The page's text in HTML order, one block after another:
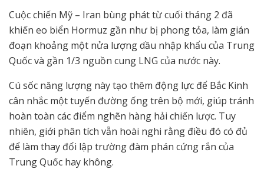
Cuộc chiến Mỹ – Iran bùng phát từ cuối tháng 2 đã
khiến eo biển Hormuz gần như bị phong tỏa, làm gián
đoạn khoảng một nửa lượng dầu nhập khẩu của Trung
Quốc và gần 1/3 nguồn cung LNG của nước này.
Cú sốc năng lượng này tạo thêm động lực để Bắc Kinh
cân nhắc một tuyến đường ống trên bộ mới, giúp tránh
hoàn toàn các điểm nghẽn hàng hải chiến lược. Tuy
nhiên, giới phân tích vẫn hoài nghi rằng điều đó có đủ
để làm thay đổi lập trường đàm phán cứng rắn của
Trung Quốc hay không.